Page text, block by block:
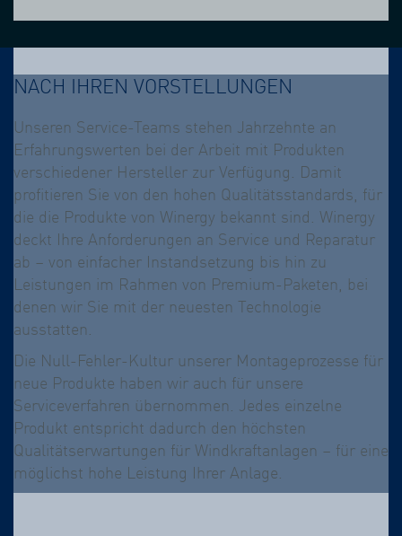
NACH IHREN VORSTELLUNGEN
Unseren Service-Teams stehen Jahrzehnte an
Erfahrungswerten bei der Arbeit mit Produkten
verschiedener Hersteller zur Verfügung. Damit
profitieren Sie von den hohen Qualitätsstandards, für
die die Produkte von Winergy bekannt sind. Winergy
deckt Ihre Anforderungen an Service und Reparatur
ab – von einfacher Instandsetzung bis hin zu
Leistungen im Rahmen von Premium-Paketen, bei
denen wir Sie mit der neuesten Technologie
ausstatten.
Die Null-Fehler-Kultur unserer Montageprozesse für
neue Produkte haben wir auch für unsere
Serviceverfahren übernommen. Jedes einzelne
Produkt entspricht dadurch den höchsten
Qualitätserwartungen für Windkraftanlagen – für eine
möglichst hohe Leistung Ihrer Anlage.